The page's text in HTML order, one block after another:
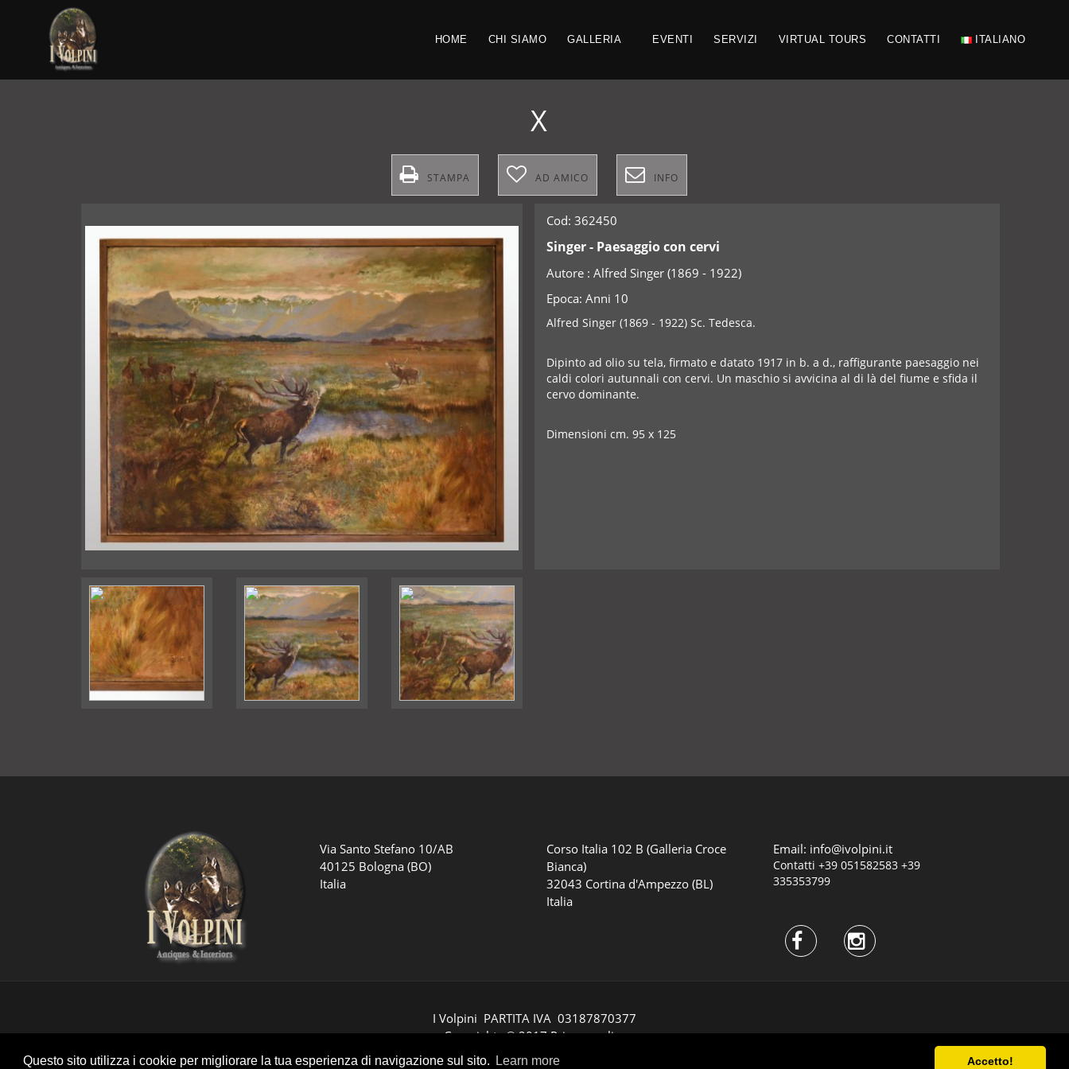
Questo sito utilizza i cookie per migliorare la tua esperienza di navigazione sul sito. Learn more Accetto!
HOME CHI SIAMO GALLERIA EVENTI SERVIZI VIRTUAL TOURS CONTATTI ITALIANO
X
STAMPA AD AMICO INFO
Cod: 362450
Singer - Paesaggio con cervi
Autore : Alfred Singer (1869 - 1922)
Epoca: Anni 10
Alfred Singer (1869 - 1922) Sc. Tedesca.
Dipinto ad olio su tela, firmato e datato 1917 in b. a d., raffigurante paesaggio nei
caldi colori autunnali con cervi. Un maschio si avvicina al di là del fiume e sfida il
cervo dominante.
Dimensioni cm. 95 x 125
Via Santo Stefano 10/AB
40125 Bologna (BO)
Italia
Corso Italia 102 B (Galleria Croce
Bianca)
32043 Cortina d'Ampezzo (BL)
Italia
Email: info@ivolpini.it
Contatti +39 051582583 +39
335353799
I Volpini PARTITA IVA 03187870377
Copyrights © 2017Privacy policy
Informativa videosorveglianza